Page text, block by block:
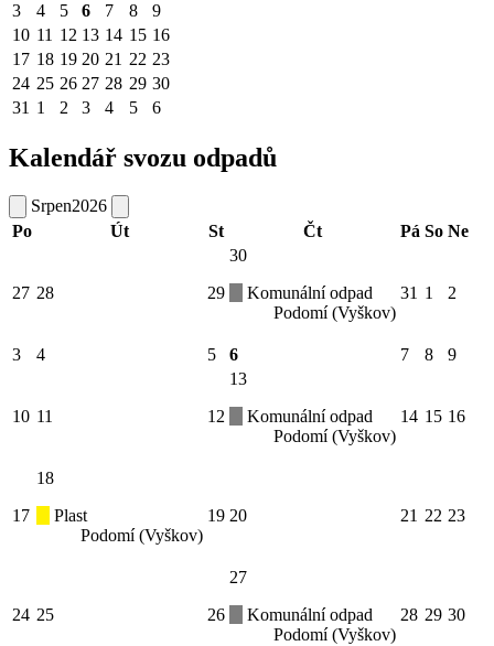
3
4 5 6 7 8
9
10 11 12 13 14 15 16
17 18 19 20 21 22 23
24 25 26 27 28 29 30
31 1 2 3 4 5 6
Kalendář svozu odpadů
Srpen2026
Po
Út St Čt Pá So Ne
27 28 29
30
Komunální odpad
Podomí (Vyškov)
31 1 2
3 4 5 6 7 8 9
10 11 12
13
Komunální odpad
Podomí (Vyškov)
14 15 16
17
18
Plast
Podomí (Vyškov)
19 20 21 22 23
24 25 26
27
Komunální odpad
Podomí (Vyškov)
28 29 30